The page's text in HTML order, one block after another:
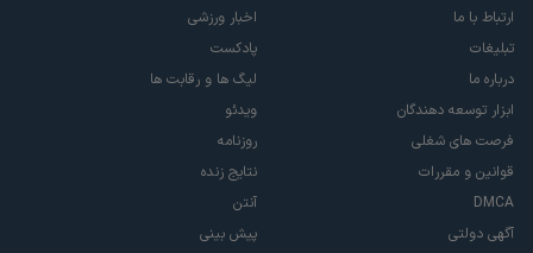
ارتباط با ما
تبلیغات
درباره ما
ابزار توسعه دهندگان
فرصت های شغلی
قوانین و مقررات
DMCA
آگهی دولتی
اخبار ورزشی
پادکست
لیگ ها و رقابت ها
ویدئو
روزنامه
نتایج زنده
آنتن
پیش بینی